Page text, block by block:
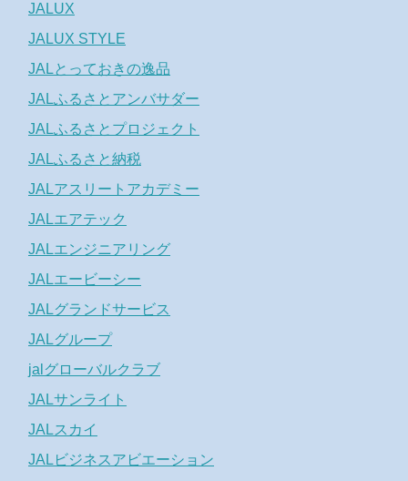
JALUX
JALUX STYLE
JALとっておきの逸品
JALふるさとアンバサダー
JALふるさとプロジェクト
JALふるさと納税
JALアスリートアカデミー
JALエアテック
JALエンジニアリング
JALエービーシー
JALグランドサービス
JALグループ
jalグローバルクラブ
JALサンライト
JALスカイ
JALビジネスアビエーション